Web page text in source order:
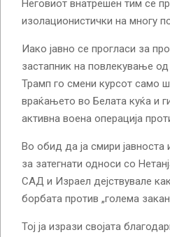
Неговиот внатрешен тим се
изолационистички на многу
Иако јавно се прогласи за
застапник на повлекување
Трамп го смени курсот само
враќањето во Белата куќа и
активна воена операција
Во обид да ја смири
за затегнати односи со
САД и Израел дејствувале
борбата против „голема
Тој ја изрази својата